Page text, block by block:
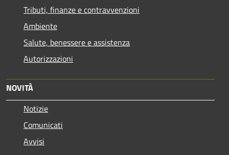
Tributi, finanze e contravvenzioni
Ambiente
Salute, benessere e assistenza
Autorizzazioni
NOVITÀ
Notizie
Comunicati
Avvisi